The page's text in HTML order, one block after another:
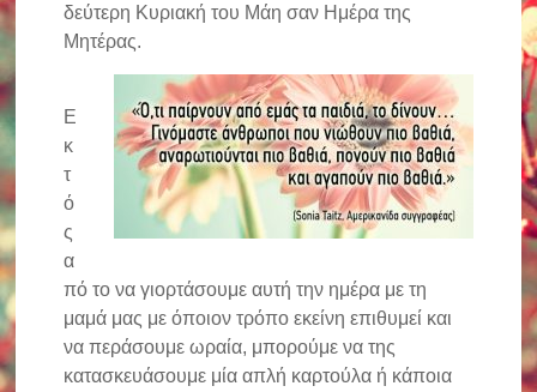
δεύτερη Κυριακή του Μάη σαν Ημέρα της
Μητέρας.
Ε
κ
τ
ό
ς
α
πό το να γιορτάσουμε αυτή την ημέρα με τη
μαμά μας με όποιον τρόπο εκείνη επιθυμεί και
να περάσουμε ωραία, μπορούμε να της
κατασκευάσουμε μία απλή καρτούλα ή κάποια